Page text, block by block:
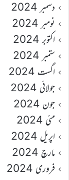
دسمبر 2024
نومبر 2024
اکتوبر 2024
ستمبر 2024
اگست 2024
جولائی 2024
جون 2024
مئی 2024
اپریل 2024
مارچ 2024
فروری 2024